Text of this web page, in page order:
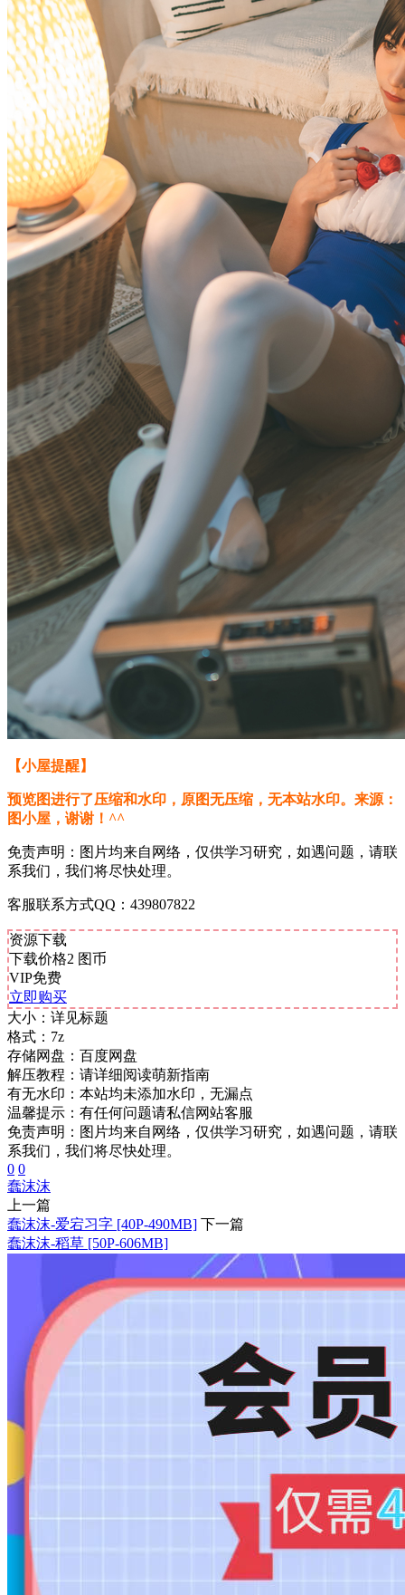
【小屋提醒】
预览图进行了压缩和水印，原图无压缩，无本站水印。来源：
图小屋，谢谢！^^
免责声明：图片均来自网络，仅供学习研究，如遇问题，请联
系我们，我们将尽快处理。
客服联系方式QQ：439807822
资源下载
下载价格2 图币
VIP免费
立即购买
大小： 详见标题
格式： 7z
存储网盘： 百度网盘
解压教程： 请详细阅读萌新指南
有无水印： 本站均未添加水印，无漏点
温馨提示： 有任何问题请私信网站客服
免责声明：图片均来自网络，仅供学习研究，如遇问题，请联
系我们，我们将尽快处理。
0 0
蠢沫沫
上一篇
蠢沫沫-爱宕习字 [40P-490MB] 下一篇
蠢沫沫-稻草 [50P-606MB]